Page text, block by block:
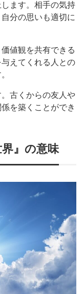
ます。相手の気持
分の思いも適切に
値観を共有できる
えてくれる人との
古くからの友人や
を築くことができ
』の意味